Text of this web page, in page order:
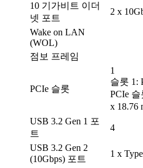
10 기가비트 이더
넷 포트
2 x
Wake on LAN
(WOL)
점보 프레임
PCIe 슬롯
1
슬롯 1:
PCIe
x 18.76
USB 3.2 Gen 1 포
트
4
USB 3.2 Gen 2
(10Gbps) 포트
1 x